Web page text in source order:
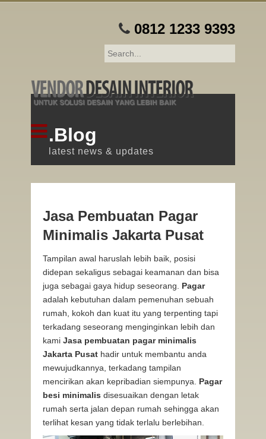
0812 1233 9393
.Blog
latest news & updates
Jasa Pembuatan Pagar
Minimalis Jakarta Pusat
Tampilan awal haruslah lebih baik, posisi
didepan sekaligus sebagai keamanan dan bisa
juga sebagai gaya hidup seseorang. Pagar
adalah kebutuhan dalam pemenuhan sebuah
rumah, kokoh dan kuat itu yang terpenting tapi
terkadang seseorang menginginkan lebih dan
kami Jasa pembuatan pagar minimalis
Jakarta Pusathadir untuk membantu anda
mewujudkannya, terkadang tampilan
mencirikan akan kepribadian siempunya.
Pagar
besi minimalis disesuaikan dengan letak
rumah serta jalan depan rumah sehingga akan
terlihat kesan yang tidak terlalu berlebihan.